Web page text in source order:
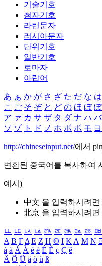
기술기호
첨자기호
라틴문자
러시아문자
단위기호
일반기호
로마자
아랍어
あ ぁ か が さ ざ た だ な は
こ ご そ ぞ と ど の ほ ぼ ぽ
ア ァ カ サ ザ タ ダ ナ ハ バ
ソ ゾ ト ド ノ ホ ボ ポ モ ヨ
http://chineseinput.net/에서
변환된 중국어를 복사하여
예시)
中文 을 입력하시려면
北京 을 입력하시려면
ㅥ ㅦ ㅧ ㅨ ㅩ ㅪ ㅫ ㅬ ㅭ ㅮ
Α Β ΓΔ Ε Ζ Η Θ Ι ΚΛ Μ Ν
á à Á À é è É È ç Ç ê
Ä Ö Ü ä ö ü ß